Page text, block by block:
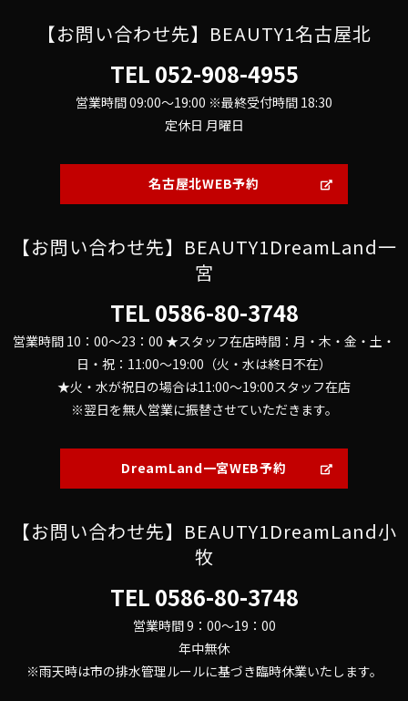
【お問い合わせ先】BEAUTY1名古屋北
TEL 052-908-4955
営業時間 09:00～19:00 ※最終受付時間 18:30
定休日 月曜日
名古屋北WEB予約
【お問い合わせ先】BEAUTY1DreamLand一
宮
TEL 0586-80-3748
営業時間 10：00～23：00 ★スタッフ在店時間：月・木・金・土・
日・祝：11:00～19:00（火・水は終日不在）
★火・水が祝日の場合は11:00～19:00スタッフ在店
※翌日を無人営業に振替させていただきます。
DreamLand一宮WEB予約
【お問い合わせ先】BEAUTY1DreamLand小
牧
TEL 0586-80-3748
営業時間 9：00～19：00
年中無休
※雨天時は市の排水管理ルールに基づき臨時休業いたします。